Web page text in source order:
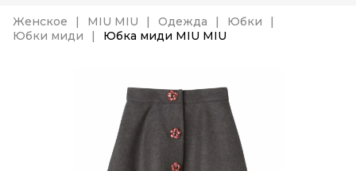
Женское MIU MIU Одежда
Юбки
Юбки миди
Юбка миди MIU MIU